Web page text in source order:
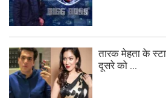
तारक मेहता के
दूसरे को ...